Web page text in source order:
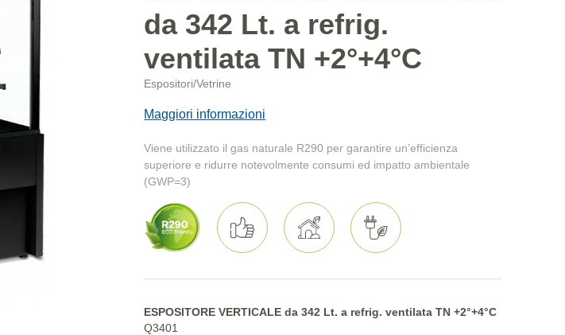
da 342 Lt. a refrig.
ventilata TN +2°+4°C
Espositori/Vetrine
Maggiori informazioni
Viene utilizzato il gas naturale R290 per garantire un’efficienza
superiore e ridurre notevolmente consumi ed impatto ambientale
(GWP=3)
ESPOSITORE VERTICALE da 342 Lt. a refrig. ventilata TN +2°+4°C
Q3401